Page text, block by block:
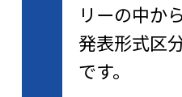
リーの中か
発表形式区
です。